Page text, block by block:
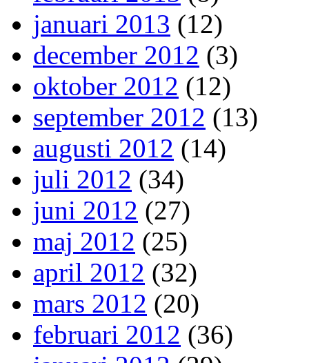
januari 2013 (12)
december 2012 (3)
oktober 2012 (12)
september 2012 (13)
augusti 2012 (14)
juli 2012 (34)
juni 2012 (27)
maj 2012 (25)
april 2012 (32)
mars 2012 (20)
februari 2012 (36)